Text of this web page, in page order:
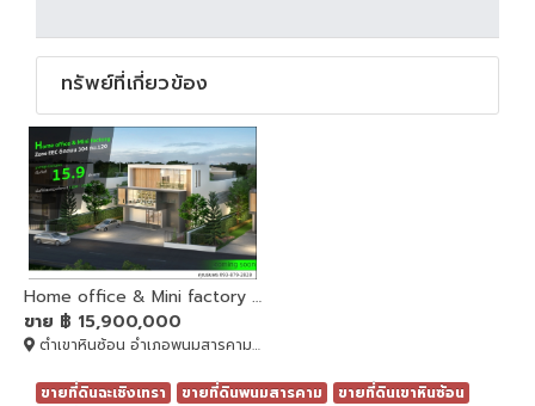
ทรัพย์ที่เกี่ยวข้อง
Home office & Mini factory ฉะเชิงเทรา ติดถนน 304
ขาย ฿ 15,900,000
ตำเขาหินซ้อน อำเภอพนมสารคาม, พนมสารคาม, Chachoengsao, 24120
ขายที่ดินฉะเชิงเทรา ขายที่ดินพนมสารคาม
ขายที่ดินเขาหินซ้อน